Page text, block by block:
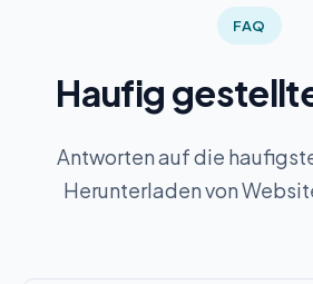
FAQ
Haufig
Antworten auf die
Herunterladen von